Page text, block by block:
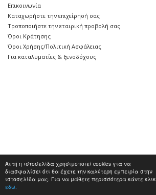
Αυτή η ιστοσελίδα χρησιμοποιεί cookies για να
διασφαλίσει ότι θα έχετε την καλύτερη εμπειρία στην
ιστοσελίδα μας. Για να μάθετε περισσότερα κάντε κλικ
εδώ.
Επικοινωνία
Καταχωρήστε την επιχείρησή σας
Τροποποιήστε την εταιρική προβολή σας
Όροι Κράτησης
Όροι Χρήσης/Πολιτική Ασφάλειας
Για καταλυματίες & ξενοδόχους